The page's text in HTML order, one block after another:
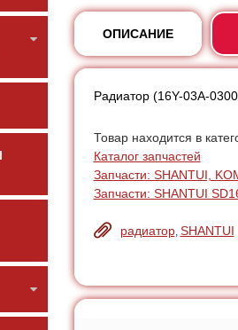
ОПИСАНИЕ
Радиатор (16Y-03A-
Товар находится в
Каталог запчастей
Запчасти: SHANTUI,
Запчасти: SHANTUI
радиатор, SHANTUI